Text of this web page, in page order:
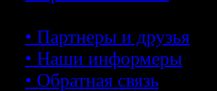
• Партнеры и друзья
• Наши информеры
• Обратная связь